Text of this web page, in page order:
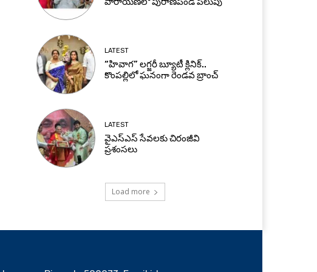
LATEST
“హివాగ” లగ్జరీ బ్యూటీ క్లినిక్..
కొంపల్లిలో ఘనంగా రెండవ బ్రాంచ్
LATEST
వైఎస్ఎస్ సేవలకు చిరంజీవి
ప్రశంసలు
Load more